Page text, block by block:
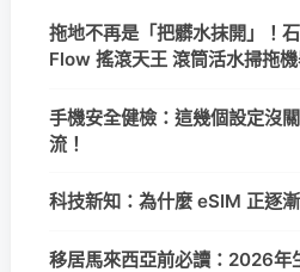
拖地不再是「把髒水抹開」！
Flow 搖滾天王 滾筒活水掃拖
手機安全健檢：這幾個設定沒
流！
科技新知：為什麼 eSIM 正逐
移居馬來西亞前必讀：2026年